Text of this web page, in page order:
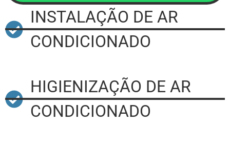
INSTALAÇÃO DE AR
CONDICIONADO
HIGIENIZAÇÃO DE AR
CONDICIONADO